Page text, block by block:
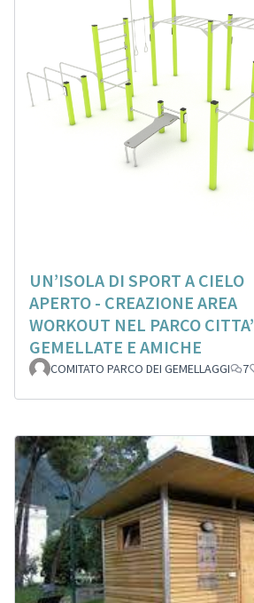
UN’ISOLA DI SPORT A CIELO
APERTO - CREAZIONE AREA
WORKOUT NEL PARCO CITTA’
GEMELLATE E AMICHE
COMITATO PARCO DEI GEMELLAGGI 7